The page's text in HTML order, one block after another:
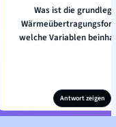
Was ist die
welche Variablen
Antwort zeigen